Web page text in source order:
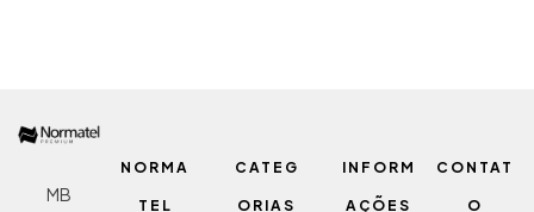
MB
NORMA
TEL
CATEG
ORIAS
INFORM
AÇÕES
CONTAT
O